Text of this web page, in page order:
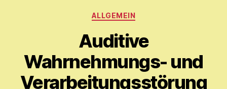
Kategorien
ALLGEMEIN
Auditive
Wahrnehmungs- und
Verarbeitungsstörung
V
o
n
M
y